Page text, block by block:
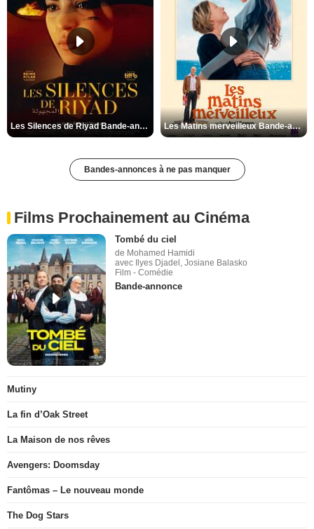
Les Silences de Riyad Bande-annonce VO STFR Les Matins merveilleux Bande-annonce VF
Bandes-annonces à ne pas manquer
Films Prochainement au Cinéma
Tombé du ciel
de Mohamed Hamidi
avec Ilyes Djadel, Josiane Balasko
Film - Comédie
Bande-annonce
Mutiny
La fin d’Oak Street
La Maison de nos rêves
Avengers: Doomsday
Fantômas – Le nouveau monde
The Dog Stars